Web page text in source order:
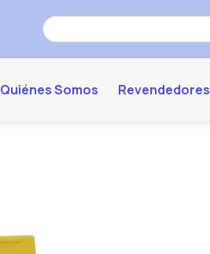
Quiénes Somos Revendedores